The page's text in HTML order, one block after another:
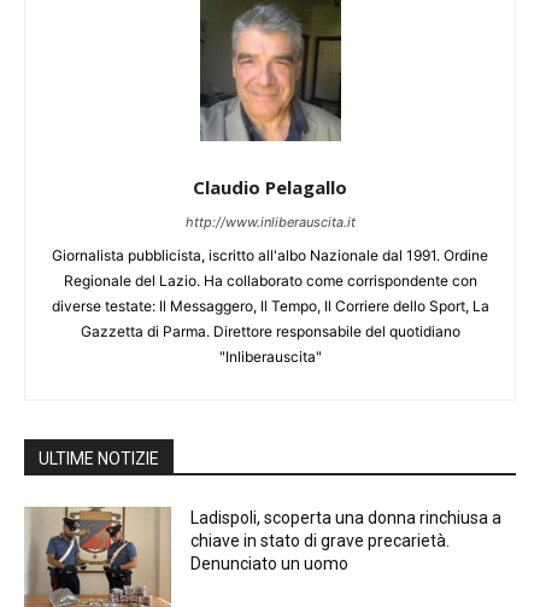
Claudio Pelagallo
http://www.inliberauscita.it
Giornalista pubblicista, iscritto all'albo Nazionale dal 1991. Ordine
Regionale del Lazio. Ha collaborato come corrispondente con
diverse testate: Il Messaggero, Il Tempo, Il Corriere dello Sport, La
Gazzetta di Parma. Direttore responsabile del quotidiano
"Inliberauscita"
ULTIME NOTIZIE
Ladispoli, scoperta una donna rinchiusa a
chiave in stato di grave precarietà.
Denunciato un uomo